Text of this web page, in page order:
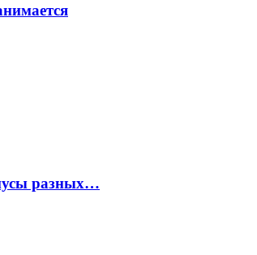
разных…